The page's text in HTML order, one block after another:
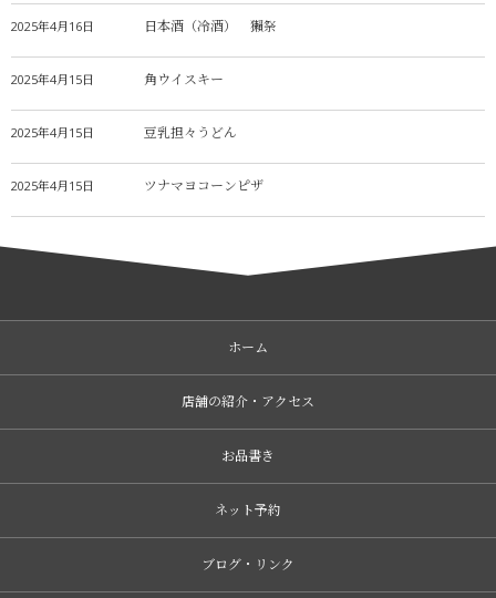
2025年4月16日 日本酒（冷酒） 獺祭
2025年4月15日 角ウイスキー
2025年4月15日 豆乳担々うどん
2025年4月15日 ツナマヨコーンピザ
ホーム
店舗の紹介・アクセス
お品書き
ネット予約
ブログ・リンク